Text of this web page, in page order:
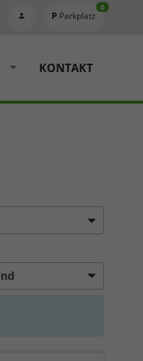
Parkplatz
0
KONTAKT